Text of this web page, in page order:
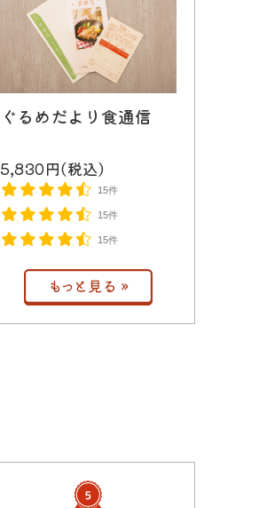
ぐるめだより食通信
5,830円(税込)
15件
15件
15件